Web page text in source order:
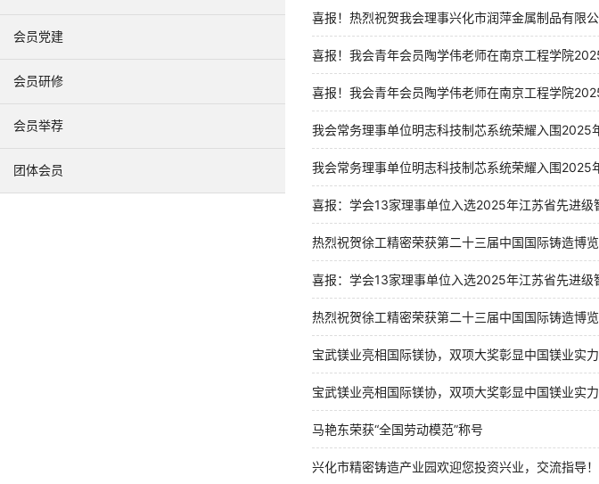
会员党建
会员研修
会员举荐
团体会员
喜报！热烈祝贺我会理事兴化市润萍金属制品有限
喜报！我会青年会员陶学伟老师在南京工程学院
喜报！我会青年会员陶学伟老师在南京工程学院
我会常务理事单位明志科技制芯系统荣耀入围2025
我会常务理事单位明志科技制芯系统荣耀入围2025
喜报：学会13家理事单位入选2025年江苏省先进级
热烈祝贺徐工精密荣获第二十三届中国国际铸造博
喜报：学会13家理事单位入选2025年江苏省先进级
热烈祝贺徐工精密荣获第二十三届中国国际铸造博
宝武镁业亮相国际镁协，双项大奖彰显中国镁业实力
宝武镁业亮相国际镁协，双项大奖彰显中国镁业实力
马艳东荣获“全国劳动模范”称号
兴化市精密铸造产业园欢迎您投资兴业，交流指导！